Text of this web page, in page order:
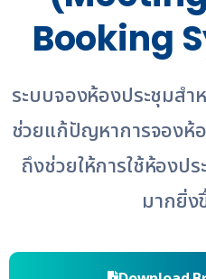
Booking
ระบบจองห้องประชุมส
ช่วยแก้ปัญหาการจองห้
ถึงช่วยให้การใช้ห้องป
มากยิ่ง